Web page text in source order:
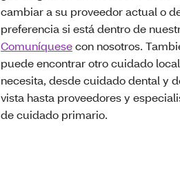
cambiar a su proveedor actual o
preferencia si está dentro de
Comuníquesecon nosotros.
puede encontrar otro cuidado
necesita, desde cuidado dental y
vista hasta proveedores y
de cuidado primario.